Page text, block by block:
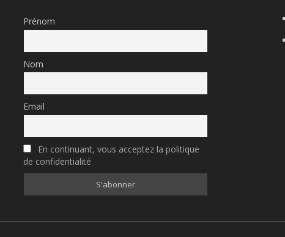
Prénom
Nom
Email
En continuant, vous acceptez la politique
de confidentialité